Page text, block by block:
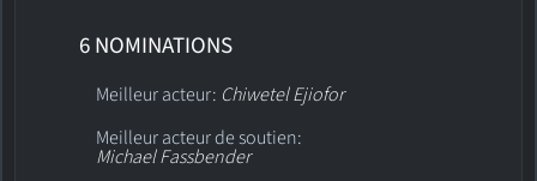
6 NOMINATIONS
Meilleur acteur: Chiwetel Ejiofor
Meilleur acteur de soutien:
Michael Fassbender